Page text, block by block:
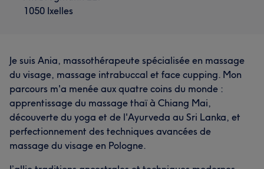
1050 Ixelles
Je suis Ania, massothérapeute spécialisée en massage
du visage, massage intrabuccal et face cupping. Mon
parcours m'a menée aux quatre coins du monde :
apprentissage du massage thaï à Chiang Mai,
découverte du yoga et de l'Ayurveda au Sri Lanka, et
perfectionnement des techniques avancées de
massage du visage en Pologne.